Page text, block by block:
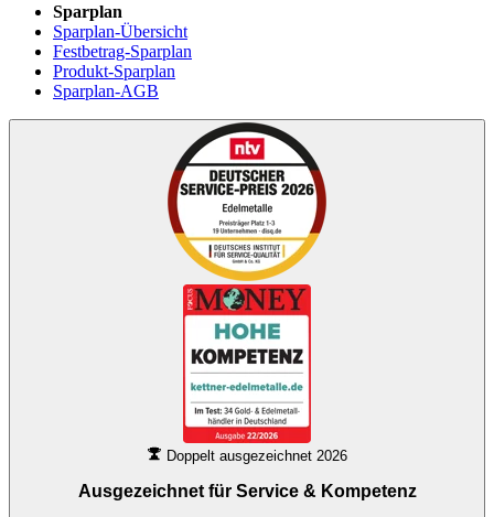
Sparplan
Sparplan-Übersicht
Festbetrag-Sparplan
Produkt-Sparplan
Sparplan-AGB
Doppelt ausgezeichnet 2026
Ausgezeichnet für Service & Kompetenz